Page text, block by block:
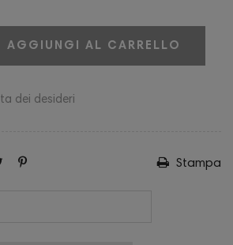
AGGIUNGI AL CARRELLO
dei desideri
Stampa